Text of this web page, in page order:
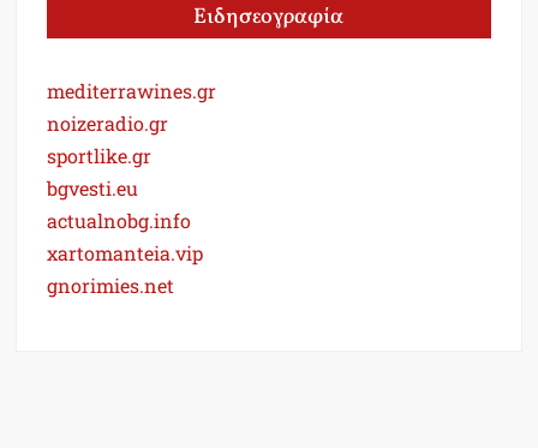
Ειδησεογραφία
mediterrawines.gr
noizeradio.gr
sportlike.gr
bgvesti.eu
actualnobg.info
xartomanteia.vip
gnorimies.net